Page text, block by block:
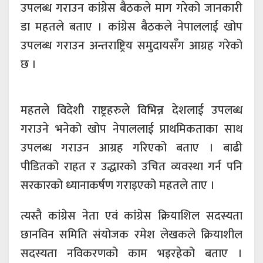
उपलब्ध गराउन कांग्रेस बैठकले माग गरेको जानकारी
डा महतले बताए । कांग्रेस बैठकले नेपाललाई खोप
उपलब्ध गराउन अन्तराष्ट्रिय समुदायसँग आग्रह गरेको
छ ।
महतले विदेशी राष्ट्रहरुले विभिन्न देशलाई उपलब्ध
गराउने भनेको खोप नेपाललाई प्राथमिकताका साथ
उपलब्ध गराउन आग्रह गरिएको बताए । बाढी
पीडितको राहत र उद्धारको उचित व्यवस्था गर्न पनि
सरकारको ध्यानाकर्षण गराइएको महतले ताए ।
त्यस्तै कांग्रेस नेता एवं कांग्रेस क्रियाशिल सदस्यता
छानविन समिति संयोजक रमेश लेखकले क्रियाशील
सदस्यता नविकरणको काम भइरहेको बताए ।